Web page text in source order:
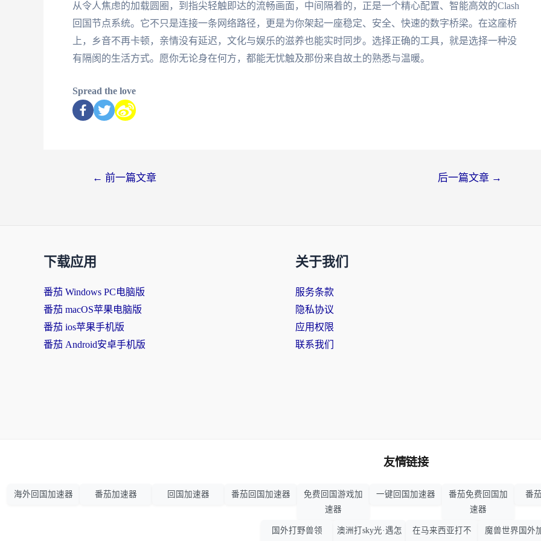
从令人焦虑的加载圆圈，到指尖轻触即达的流畅画面，中间隔着的，正是一个精心配置、智能高效的Clash
回国节点系统。它不只是连接一条网络路径，更是为你架起一座稳定、安全、快速的数字桥梁。在这座桥
上，乡音不再卡顿，亲情没有延迟，文化与娱乐的滋养也能实时同步。选择正确的工具，就是选择一种没
有隔阂的生活方式。愿你无论身在何方，都能无忧触及那份来自故土的熟悉与温暖。
Spread the love
← 前一篇文章 后一篇文章 →
下载应用
番茄 Windows PC电脑版
番茄 macOS苹果电脑版
番茄 ios苹果手机版
番茄 Android安卓手机版
关于我们
服务条款
隐私协议
应用权限
联系我们
友情链接
海外回国加速器 番茄加速器 回国加速器 番茄回国加速器
免费回国游戏加
速器
一键回国加速器
番茄免费回国加
速器
番
国外打野兽领 澳洲打sky光·遇怎 在马来西亚打不 魔兽世界国外